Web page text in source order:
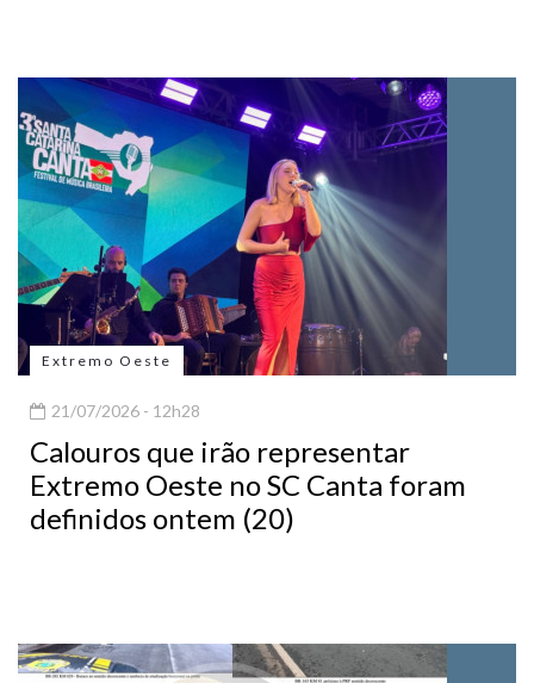
Extremo Oeste
21/07/2026 - 12h28
Calouros que irão representar
Extremo Oeste no SC Canta foram
definidos ontem (20)